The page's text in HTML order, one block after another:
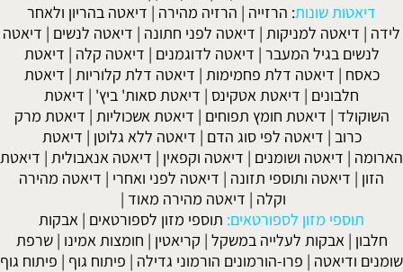
מהירה|דיאטה בהריון ולאחר
לפני חתונה|דיאטה לנשים|דיאטה
לדוגמנים| דיאטה קלה|דיאטת
|דיאטה דלת קלוריות|דיאטת
דיאטת סאות' ביץ'|דיאטת
|דיאטת אשכוליות| דיאטת מרק
דיאטה ללא גלוטן |דיאטת
וקפאין|דיאטה אנאבולית|דיאטת
דיאטה לפני ואחרי| דיאטה מהירה
|
תוספי מזון לספורטאים|אבקות
|קריאטין|חומצות אמינו|שרפת
הורמוני גדילה |פיתוח גוף| פיתוח גוף